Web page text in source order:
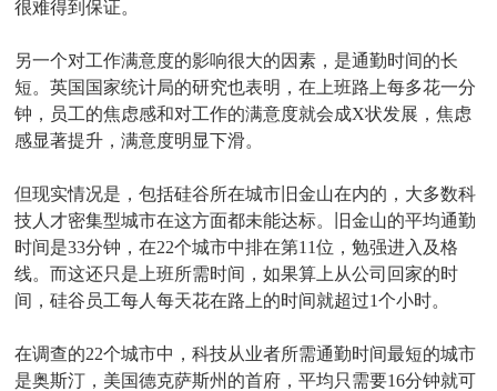
很难得到保证。
另一个对工作满意度的影响很大的因素，是通勤时间的长
短。英国国家统计局的研究也表明，在上班路上每多花一分
钟，员工的焦虑感和对工作的满意度就会成X状发展，焦虑
感显著提升，满意度明显下滑。
但现实情况是，包括硅谷所在城市旧金山在内的，大多数科
技人才密集型城市在这方面都未能达标。旧金山的平均通勤
时间是33分钟，在22个城市中排在第11位，勉强进入及格
线。而这还只是上班所需时间，如果算上从公司回家的时
间，硅谷员工每人每天花在路上的时间就超过1个小时。
在调查的22个城市中，科技从业者所需通勤时间最短的城市
是奥斯汀，美国德克萨斯州的首府，平均只需要16分钟就可